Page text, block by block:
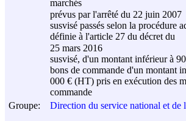
marchés
prévus par l'arrêté du 22 juin 2007
susvisé passés selon la procédure
définie à l'article 27 du décret du
25 mars 2016
susvisé, d'un montant inférieur à
bons de commande d'un montant
000 € (HT) pris en exécution des
commande
Groupe:
Direction du service national et de